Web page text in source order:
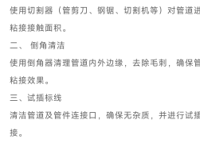
使用切割器（管剪刀、钢锯、切割机等）对管道
粘接接触面积。
二、 倒角清洁
使用倒角器清理管道内外边缘，去除毛刺，确保
粘接效果。
三、试插标线
清洁管道及管件连接口，确保无杂质，并进行试
接。